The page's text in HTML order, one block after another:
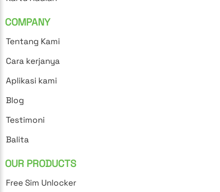
COMPANY
Tentang Kami
Cara kerjanya
Aplikasi kami
Blog
Testimoni
Balita
OUR PRODUCTS
Free Sim Unlocker